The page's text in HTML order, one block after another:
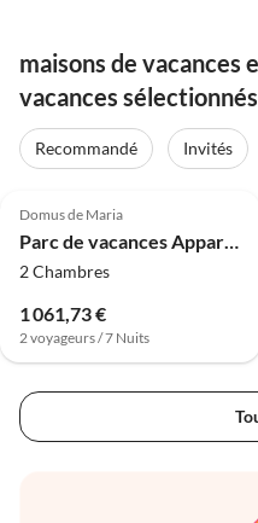
maisons de vacances
vacances
Recommandé Invités
Domus de Maria
Parc de vacances Appartement à Villaputzu avec jardin
2 Chambres
1 061,73 €
2 voyageurs / 7 Nuits